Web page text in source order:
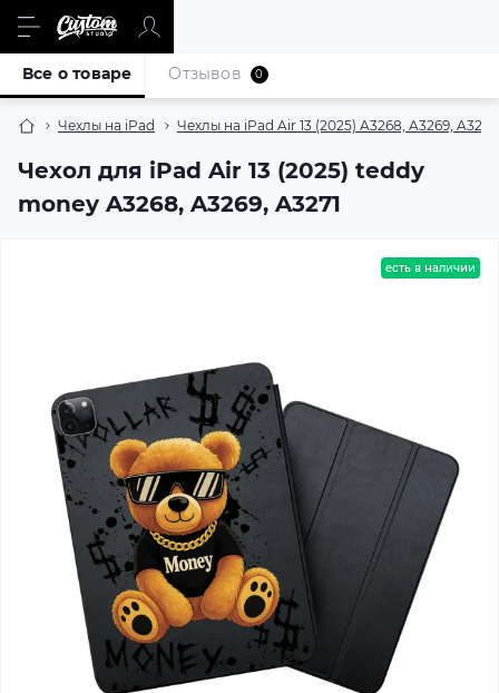
Чехлы на iPad Чехлы на iPad Air 13 (2025) A3268, A3269, A3271
Чехол для iPad Air 13 (2025) teddy
money A3268, A3269, A3271
Все о товаре Отзывов 0
есть в наличии